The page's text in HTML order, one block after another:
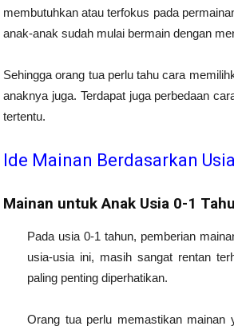
membutuhkan atau terfokus pada
anak-anak sudah mulai bermain dengan
Sehingga orang tua perlu tahu cara
anaknya juga. Terdapat juga perbedaan
tertentu.
Ide Mainan Berdasarkan
Mainan untuk Anak Usia 0-1
Pada usia 0-1 tahun, pemberian
usia-usia ini, masih sangat rentan
paling penting diperhatikan.
Orang tua perlu memastikan mainan